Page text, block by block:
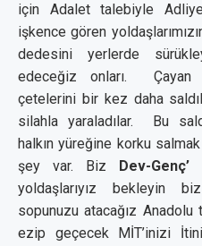
için Adalet talebiyle
işkence gören
dedesini yerlerde
edeceğiz onları. Çayan
çetelerini bir kez daha
silahla yaraladılar. Bu
halkın yüreğine korku
şey var. Biz Dev-Genç’
yoldaşlarıyız bekleyin
sopunuzu atacağız Anadolu
ezip geçecek MİT’inizi